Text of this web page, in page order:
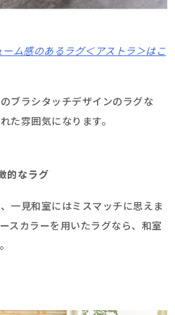
ム感のあるラグ＜アストラ＞はこ
ブラシタッチデザインのラグな
た雰囲気になります。
的なラグ
一見和室にはミスマッチに思えま
スカラーを用いたラグなら、和室